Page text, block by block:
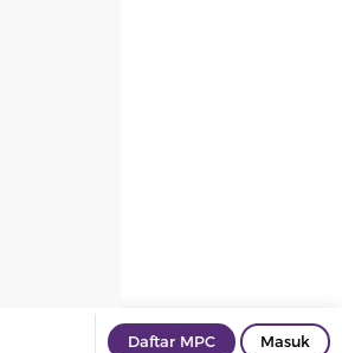
Daftar MPC Masuk